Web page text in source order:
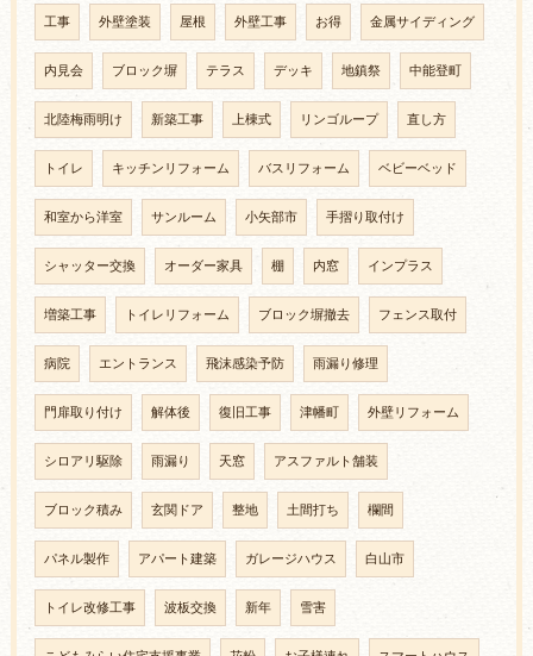
工事 外壁塗装 屋根 外壁工事 お得 金属サイディング
内見会 ブロック塀 テラス デッキ 地鎮祭 中能登町
北陸梅雨明け 新築工事 上棟式 リンゴループ 直し方
トイレ キッチンリフォーム バスリフォーム ベビーベッド
和室から洋室 サンルーム 小矢部市 手摺り取付け
シャッター交換 オーダー家具 棚 内窓 インプラス
増築工事 トイレリフォーム ブロック塀撤去 フェンス取付
病院 エントランス 飛沫感染予防 雨漏り修理
門扉取り付け 解体後 復旧工事 津幡町 外壁リフォーム
シロアリ駆除 雨漏り 天窓 アスファルト舗装
ブロック積み 玄関ドア 整地 土間打ち 欄間
パネル製作 アパート建築 ガレージハウス 白山市
トイレ改修工事 波板交換 新年 雪害